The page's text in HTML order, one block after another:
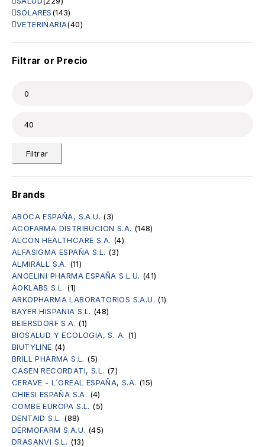
SOLARES(143)
VETERINARIA(40)
Filtrar or Precio
Filtrar
Brands
ABOCA ESPAÑA, S.A.U. (3)
ACOFARMA DISTRIBUCION S.A. (148)
ALCON HEALTHCARE S.A. (4)
ALFASIGMA ESPAÑA S.L. (3)
ALMIRALL S.A. (11)
ANGELINI PHARMA ESPAÑA S.L.U. (41)
AOKLABS S.L. (1)
ARKOPHARMA LABORATORIOS S.A.U. (1)
BAYER HISPANIA S.L. (48)
BEIERSDORF S.A. (1)
BIOSALUD Y ECOLOGIA, S. A. (1)
BIUTYLINE (4)
BRILL PHARMA S.L. (5)
CASEN RECORDATI, S.L. (7)
CERAVE - L´OREAL ESPAÑA, S.A. (15)
CHIESI ESPAÑA S.A. (4)
COMBE EUROPA S.L. (5)
DENTAID S.L. (88)
DERMOFARM S.A.U. (45)
DRASANVI S.L. (13)